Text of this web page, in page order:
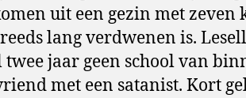
uit een gezin met zeven
lang verdwenen is.
twee jaar geen school van
met een satanist. Kort